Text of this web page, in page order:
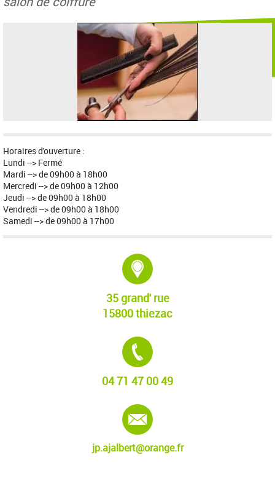
Horaires d'ouverture :
Lundi --> Fermé
Mardi --> de 09h00 à 18h00
Mercredi --> de 09h00 à 12h00
Jeudi --> de 09h00 à 18h00
Vendredi --> de 09h00 à 18h00
Samedi --> de 09h00 à 17h00
35 grand' rue
15800 thiezac
04 71 47 00 49
jp.ajalbert@orange.fr